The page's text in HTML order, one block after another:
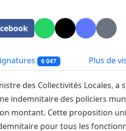
6 047 Plus de
des Collectivités Locales, a
indemnitaire des policiers
montant. Cette proposition
pour tous les